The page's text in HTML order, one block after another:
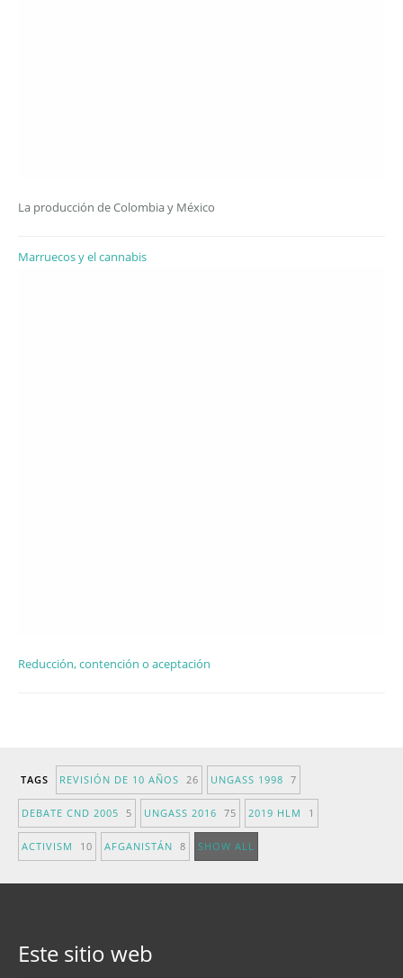
La producción de Colombia y México
Marruecos y el cannabis
Reducción, contención o aceptación
TAGS REVISIÓN DE 10 AÑOS 26 UNGASS 1998 7
DEBATE CND 2005 5 UNGASS 2016 75 2019 HLM 1
ACTIVISM 10 AFGANISTÁN 8 SHOW ALL
Este sitio web